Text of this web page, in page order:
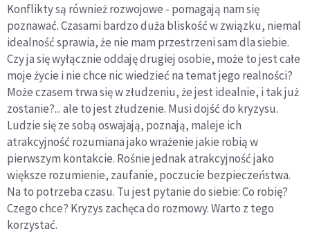
Konflikty są również rozwojowe - pomagają nam się
poznawać. Czasami bardzo duża bliskość w związku, niemal
idealność sprawia, że nie mam przestrzeni sam dla siebie.
Czy ja się wyłącznie oddaję drugiej osobie, może to jest całe
moje życie i nie chce nic wiedzieć na temat jego realności?
Może czasem trwa się w złudzeniu, że jest idealnie, i tak już
zostanie?... ale to jest złudzenie. Musi dojść do kryzysu.
Ludzie się ze sobą oswajają, poznają, maleje ich
atrakcyjność rozumiana jako wrażenie jakie robią w
pierwszym kontakcie. Rośnie jednak atrakcyjność jako
większe rozumienie, zaufanie, poczucie bezpieczeństwa.
Na to potrzeba czasu. Tu jest pytanie do siebie: Co robię?
Czego chce? Kryzys zachęca do rozmowy. Warto z tego
korzystać.